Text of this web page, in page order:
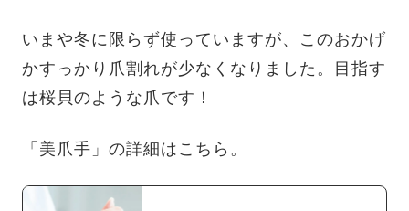
いまや冬に限らず使っていますが、このおかげ
かすっかり爪割れが少なくなりました。目指す
は桜貝のような爪です！
「美爪手」の詳細はこちら。